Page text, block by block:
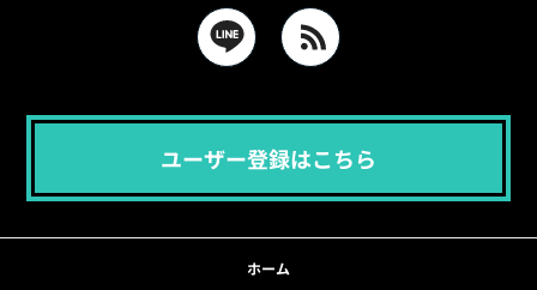
ユーザー登録はこちら
ホーム